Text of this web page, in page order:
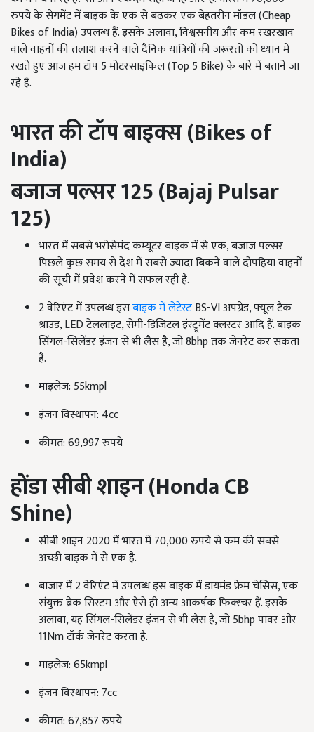
रुपये के सेगमेंट में बाइक के एक से बढ़कर एक बेहतरीन मॉडल (Cheap
Bikes of India) उपलब्ध हैं. इसके अलावा, विश्वसनीय और कम रखरखाव
वाले वाहनों की तलाश करने वाले दैनिक यात्रियों की जरूरतों को ध्यान में
रखते हुए आज हम टॉप 5 मोटरसाइकिल (Top 5 Bike) के बारे में बताने जा
रहे हैं.
भारत की टॉपबाइक्स(Bikes of
India)
बजाज पल्सर125 (Bajaj Pulsar
125)
भारत में सबसे भरोसेमंद कम्यूटर बाइक में से एक, बजाज पल्सर
पिछले कुछ समय से देश में सबसे ज्यादा बिकने वाले दोपहिया वाहनों
की सूची में प्रवेश करने में सफल रही है.
2 वेरिएंट में उपलब्ध इसबाइक में लेटेस्टBS-VI अपग्रेड, फ्यूल टैंक
श्राउड, LED टेललाइट, सेमी-डिजिटल इंस्ट्रूमेंट क्लस्टर आदि हैं. बाइक
सिंगल-सिलेंडर इंजन से भी लैस है, जो 8bhp तक जेनरेट कर सकता
है.
माइलेज: 55kmpl
इंजन विस्थापन: 4cc
कीमत: 69,997 रुपये
होंडा सीबी शाइन (Honda CB
Shine)
सीबी शाइन 2020 में भारत में 70,000 रुपये से कम की सबसे
अच्छी बाइक में से एक है.
बाजार में 2 वेरिएंट में उपलब्ध इस बाइक में डायमंड फ्रेम चेसिस, एक
संयुक्त ब्रेक सिस्टम और ऐसे ही अन्य आकर्षक फिक्स्चर हैं. इसके
अलावा, यह सिंगल-सिलेंडर इंजन से भी लैस है, जो 5bhp पावर और
11Nm टॉर्क जेनरेट करता है.
माइलेज: 65kmpl
इंजन विस्थापन: 7cc
कीमत: 67,857 रुपये